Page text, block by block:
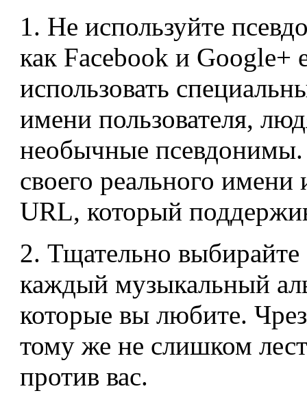
1. Не используйте
как Facebook и Google+
использовать
имени пользователя,
необычные
своего реального
URL, который
2. Тщательно
каждый музыкальный
которые вы любите.
тому же не слишком
против вас.